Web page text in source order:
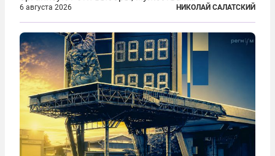
ответственного отношения к формированию
власти», — подчеркнул президент Владимир Путин
на состоявшейся 5 августа в Кремле...
6 августа 2026 НИКОЛАЙ САЛАТСКИЙ